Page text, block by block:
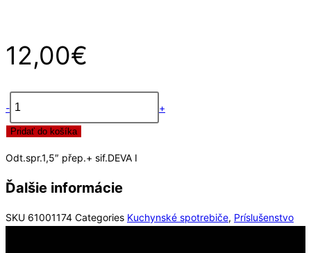
12,00€
množstvo
Odt.spr.1,5"
sif.DEVA
I
- +
Pridať do košíka
Odt.spr.1,5″ přep.+ sif.DEVA I
Ďalšie informácie
SKU 61001174 Categories Kuchynské spotrebiče, Príslušenstvo